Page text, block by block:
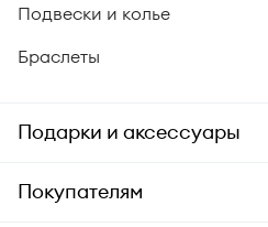
Подвески и колье
Браслеты
Подарки и аксессуары
Подарки
Покупателям